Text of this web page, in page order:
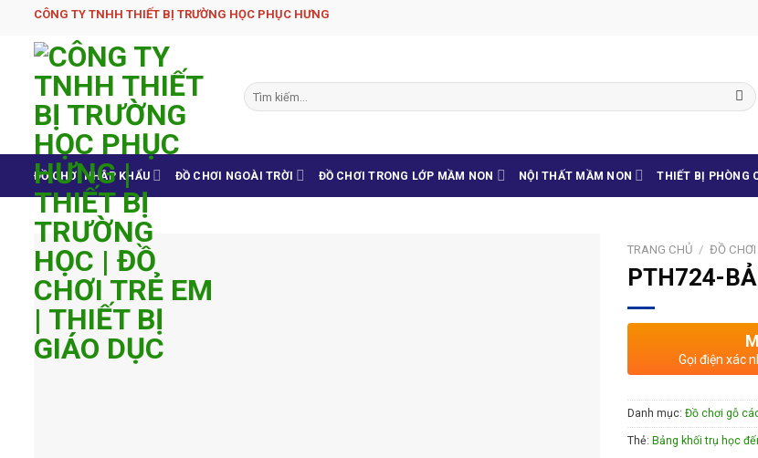
content
CÔNG TY TNHH THIẾT BỊ TRƯỜNG HỌC PHỤC H­ƯNG
Tìm
kiếm:
ĐỒ CHƠI NHẬP KHẨU ĐỒ CHƠI NGOÀI TRỜI ĐỒ CHƠI TRONG LỚP MẦM NON NỘI THẤT MẦM NON THIẾT BỊ PHÒNG
TRANG CHỦ / ĐỒ CHƠI
PTH724-
Gọi điện xác
Danh mục: Đồ chơi gỗ
Thẻ: Bảng khối trụ học